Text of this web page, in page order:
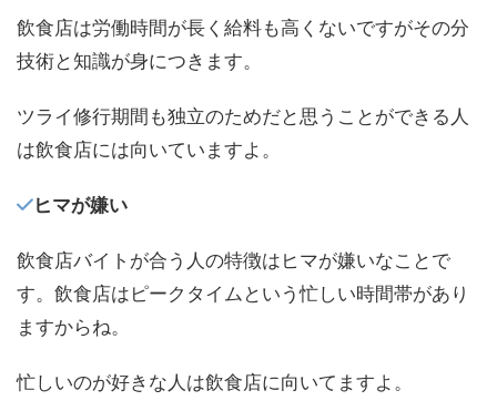
飲食店は労働時間が長く給料も高くないですがその分
技術と知識が身につきます。
ツライ修行期間も独立のためだと思うことができる人
は飲食店には向いていますよ。
ヒマが嫌い
飲食店バイトが合う人の特徴はヒマが嫌いなことで
す。飲食店はピークタイムという忙しい時間帯があり
ますからね。
忙しいのが好きな人は飲食店に向いてますよ。